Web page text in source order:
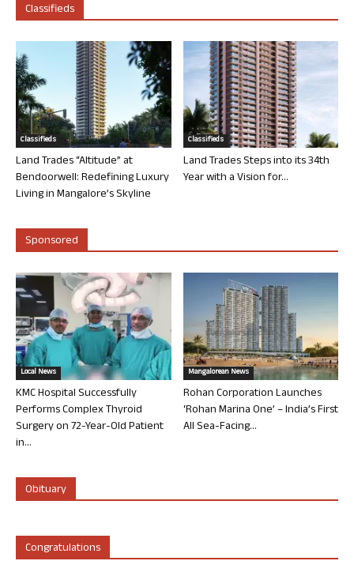
Classifieds
Classifieds
Land Trades “Altitude” at
Bendoorwell: Redefining Luxury
Living in Mangalore’s Skyline
Classifieds
Land Trades Steps into its 34th
Year with a Vision for...
Sponsored
Local News
KMC Hospital Successfully
Performs Complex Thyroid
Surgery on 72-Year-Old Patient
in...
Mangalorean News
Rohan Corporation Launches
‘Rohan Marina One’ – India’s First
All Sea-Facing...
Obituary
Congratulations